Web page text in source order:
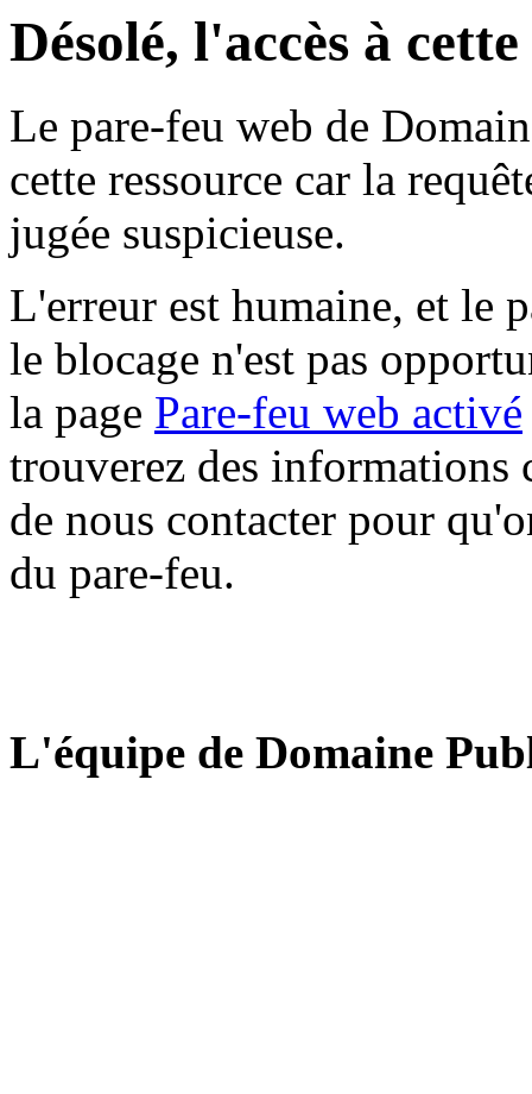
Désolé, l'accès à
Le pare-feu web de
cette ressource car la
jugée suspicieuse.
L'erreur est humaine, et le
le blocage n'est pas
la page Pare-feu web activé
trouverez des informations
de nous contacter pour
du pare-feu.
L'équipe de Domaine